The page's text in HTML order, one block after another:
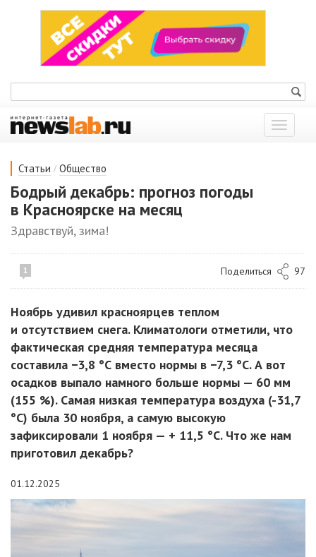
Показать
меню
Статьи / Общество
Бодрый декабрь: прогноз погоды
в Красноярске на месяц
Здравствуй, зима!
1 Поделиться 97
Ноябрь удивил красноярцев теплом
и отсутствием снега. Климатологи отметили, что
фактическая средняя температура месяца
составила −3,8 °С вместо нормы в −7,3 °С. А вот
осадков выпало намного больше нормы — 60 мм
(155 %). Самая низкая температура воздуха (-31,7
°С) была 30 ноября, а самую высокую
зафиксировали 1 ноября — + 11,5 °С. Что же нам
приготовил декабрь?
01.12.2025